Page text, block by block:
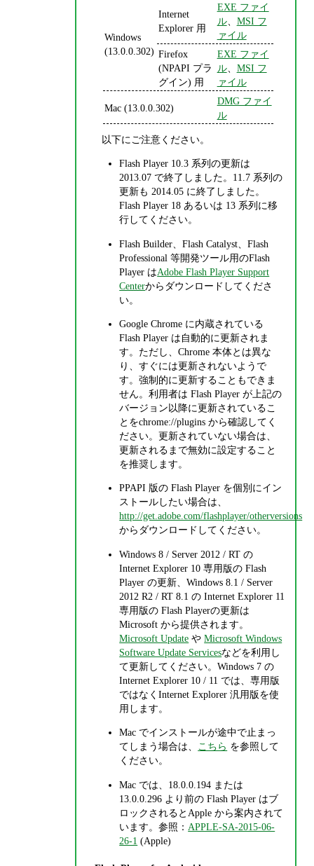
Windows
(13.0.0.302)
Internet
Explorer 用
EXE ファイ
ル、 MSI フ
ァイル
Firefox
(NPAPI プラ
グイン) 用
EXE ファイ
ル、 MSI フ
ァイル
Mac (13.0.0.302)
DMG ファイ
ル
以下にご注意ください。
Flash Player 10.3 系列の更新は
2013.07 で終了しました。11.7 系列の
更新も 2014.05 に終了しました。
Flash Player 18 あるいは 13 系列に移
行してください。
Flash Builder、Flash Catalyst、Flash
Professional 等開発ツール用のFlash
Player はAdobe Flash Player Support
Centerからダウンロードしてくださ
い。
Google Chrome に内蔵されている
Flash Player は自動的に更新されま
す。ただし、Chrome 本体とは異な
り、すぐには更新されないようで
す。強制的に更新することもできま
せん。利用者は Flash Player が上記の
バージョン以降に更新されているこ
とをchrome://plugins から確認してく
ださい。更新されていない場合は、
更新されるまで無効に設定すること
を推奨します。
PPAPI 版の Flash Player を個別にイン
ストールしたい場合は、
http://get.adobe.com/flashplayer/otherversions
からダウンロードしてください。
Windows 8 / Server 2012 / RT の
Internet Explorer 10 専用版の Flash
Player の更新、Windows 8.1 / Server
2012 R2 / RT 8.1 の Internet Explorer 11
専用版の Flash Playerの更新は
Microsoft から提供されます。
Microsoft Update やMicrosoft Windows
Software Update Servicesなどを利用し
て更新してください。Windows 7 の
Internet Explorer 10 / 11 では、専用版
ではなくInternet Explorer 汎用版を使
用します。
Mac でインストールが途中で止まっ
てしまう場合は、
こちら を参照して
ください。
Mac では、18.0.0.194 または
13.0.0.296 より前の Flash Player はブ
ロックされるとApple から案内されて
います。参照： APPLE-SA-2015-06-
26-1 (Apple)